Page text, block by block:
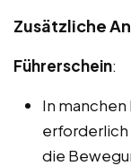
Zusätzliche
Führerschein:
In manchen
erforderlich
die